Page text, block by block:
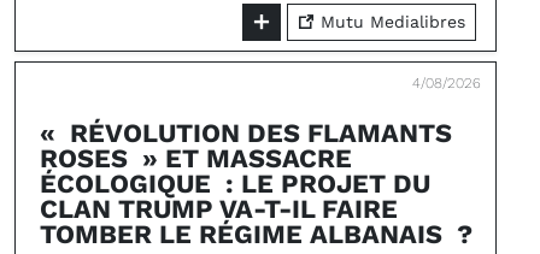
Mutu Medialibres
4/08/2026
« RÉVOLUTION DES FLAMANTS
ROSES » ET MASSACRE
ÉCOLOGIQUE : LE PROJET DU
CLAN TRUMP VA-T-IL FAIRE
TOMBER LE RÉGIME ALBANAIS ?